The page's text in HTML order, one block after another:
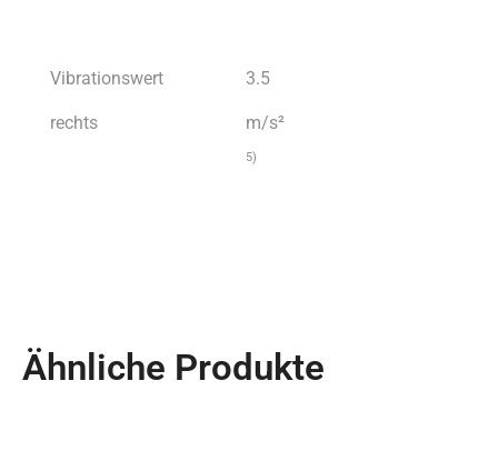
Vibrationswert
rechts
3.5
m/s²
5)
Ähnliche Produkte